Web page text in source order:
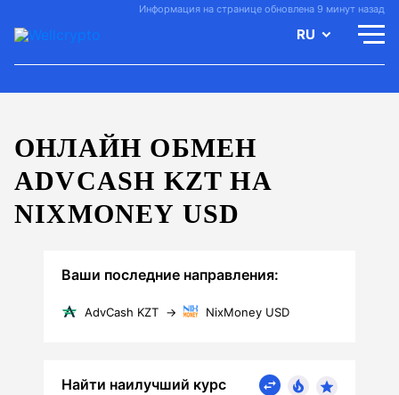
Информация на странице обновлена 9 минут назад
RU
ОНЛАЙН ОБМЕН
ADVCASH KZT НА
NIXMONEY USD
Ваши последние направления:
AdvCash KZT → NixMoney USD
Найти наилучший курс